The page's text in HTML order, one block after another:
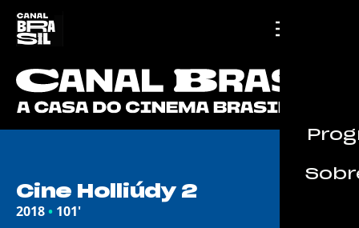
Cine Holliúdy 2
2018• 101'